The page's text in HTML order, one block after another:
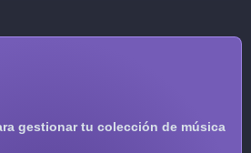
gestionar tu colección de música